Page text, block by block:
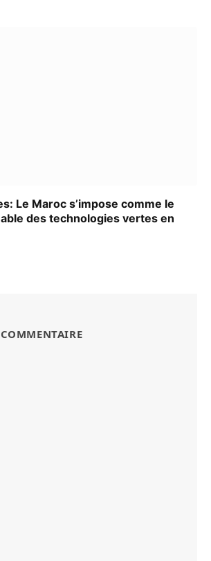
Le Maroc s’impose comme le
des technologies vertes en